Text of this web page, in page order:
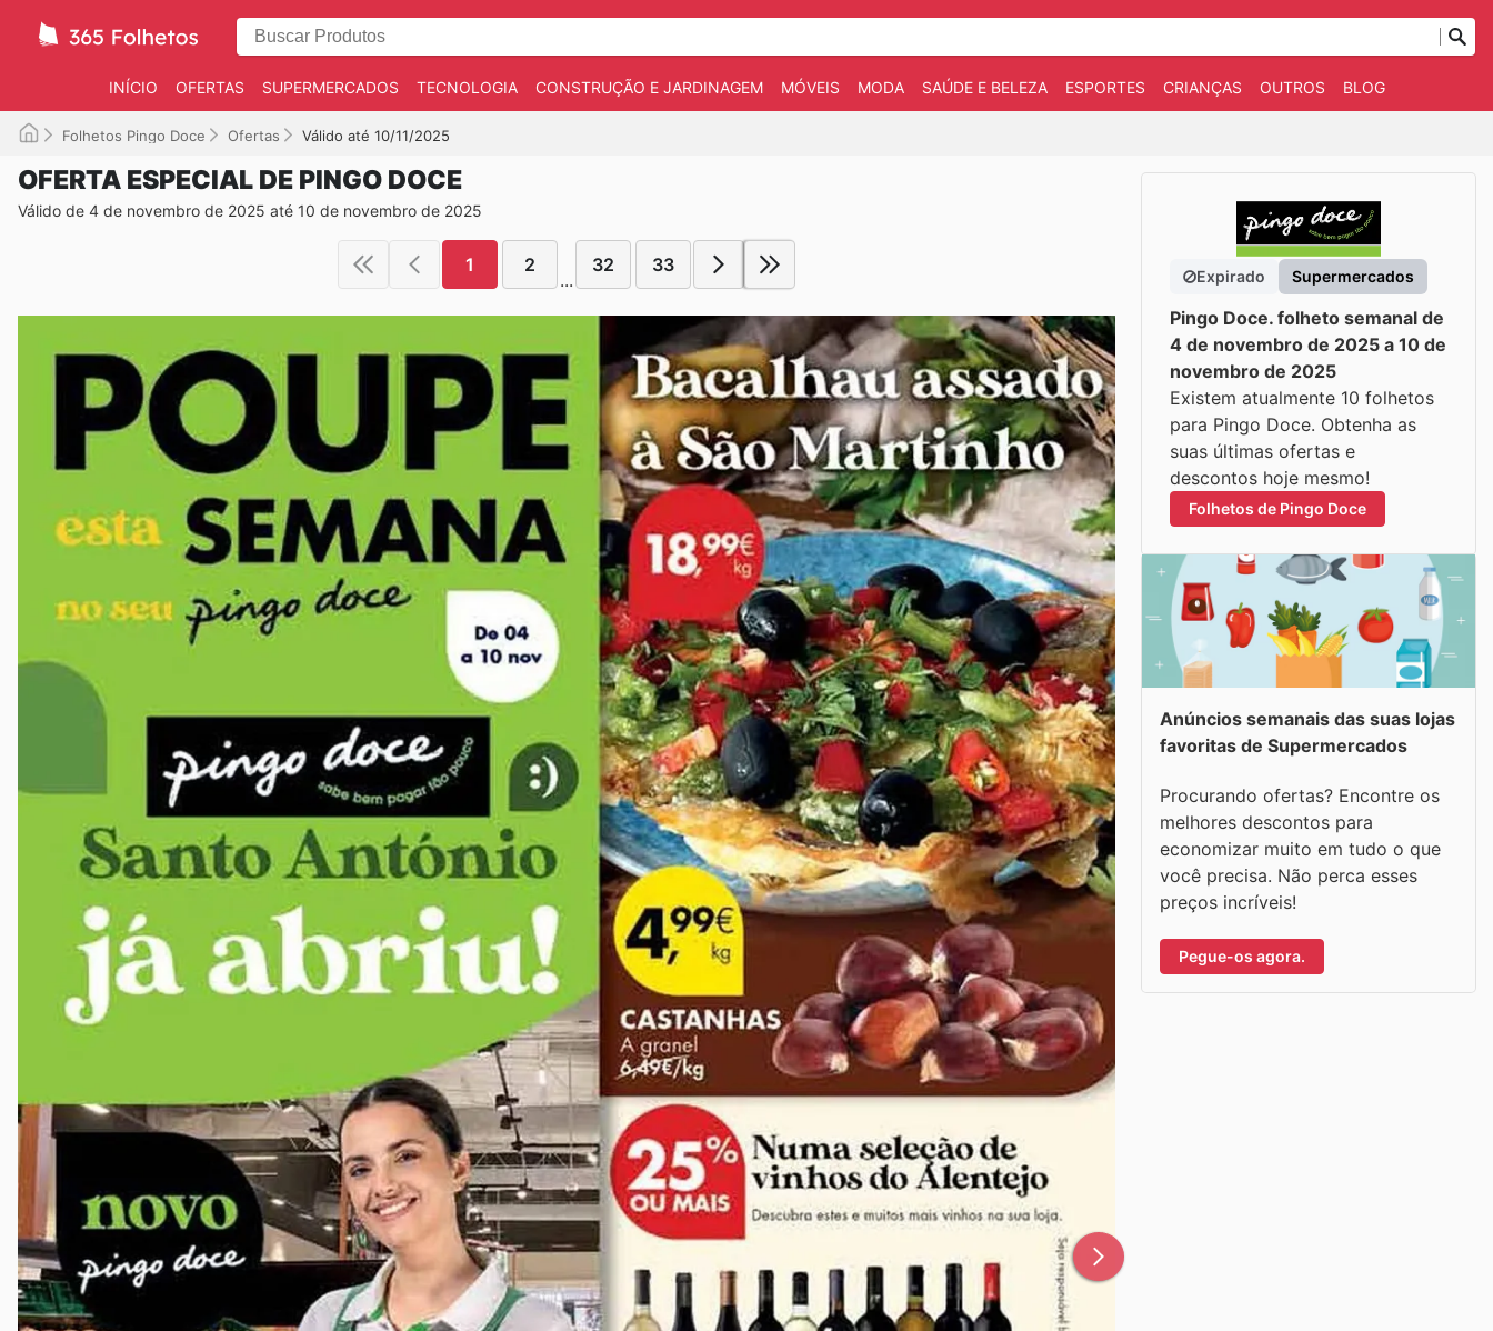
INÍCIO OFERTAS SUPERMERCADOS TECNOLOGIA CONSTRUÇÃO E JARDINAGEM MÓVEIS MODA SAÚDE E BELEZA ESPORTES CRIANÇAS OUTROS BLOG
Folhetos Pingo Doce Ofertas Válido até 10/11/2025
OFERTA ESPECIAL DE PINGO DOCE
Válido de 4 de novembro de 2025 até 10 de novembro de 2025
1 2
...
32 33
Expirado Supermercados
Pingo Doce. folheto semanal de
4 de novembro de 2025 a 10 de
novembro de 2025
Existem atualmente 10 folhetos
para Pingo Doce. Obtenha as
suas últimas ofertas e
descontos hoje mesmo!
Folhetos de Pingo Doce
Anúncios semanais das suas lojas
favoritas de Supermercados
Procurando ofertas? Encontre os
melhores descontos para
economizar muito em tudo o que
você precisa. Não perca esses
preços incríveis!
Pegue-os agora.